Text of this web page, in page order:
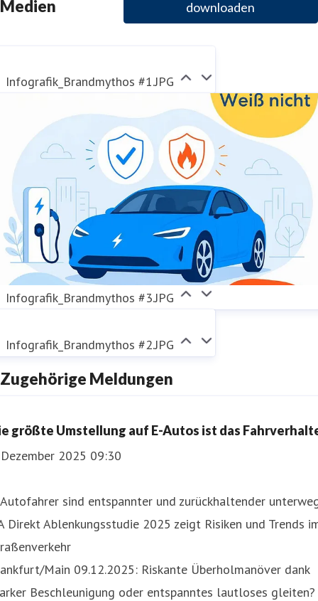
Medien
downloaden
Infografik_Brandmythos #1.JPG
Infografik_Brandmythos #3.JPG
Infografik_Brandmythos #2.JPG
Zugehörige Meldungen
größte Umstellung auf E-Autos ist das
2025 09:30
sind entspannter und zurückhaltender
Direkt Ablenkungsstudie 2025 zeigt Risiken und Trends
Main 09.12.2025: Riskante Überholmanöver dank
Beschleunigung oder entspanntes lautloses gleiten?